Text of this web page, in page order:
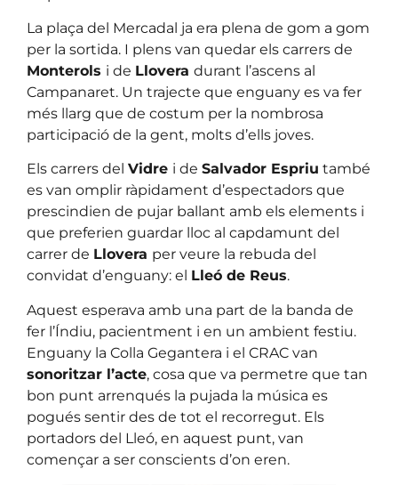
La plaça del Mercadal ja era plena de gom a gom
per la sortida. I plens van quedar els carrers de
Monterols i de Llovera durant l’ascens al
Campanaret. Un trajecte que enguany es va fer
més llarg que de costum per la nombrosa
participació de la gent, molts d’ells joves.
Els carrers del Vidre i de Salvador Espriu també
es van omplir ràpidament d’espectadors que
prescindien de pujar ballant amb els elements i
que preferien guardar lloc al capdamunt del
carrer de Llovera per veure la rebuda del
convidat d’enguany: el Lleó de Reus.
Aquest esperava amb una part de la banda de
fer l’Índiu, pacientment i en un ambient festiu.
Enguany la Colla Gegantera i el CRAC van
sonoritzar l’acte, cosa que va permetre que tan
bon punt arrenqués la pujada la música es
pogués sentir des de tot el recorregut. Els
portadors del Lleó, en aquest punt, van
començar a ser conscients d’on eren.